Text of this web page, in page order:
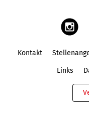
Kontakt
Links